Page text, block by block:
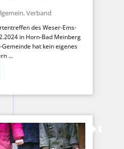
,Verband
des Weser-Ems-
in Horn-Bad Meinberg
hat kein eigenes
...